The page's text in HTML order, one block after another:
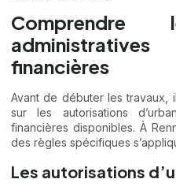
Comprendre
financières
Avant de débuter les travaux,
sur les autorisations
financières disponibles. À
des règles spécifiques
Les autorisations